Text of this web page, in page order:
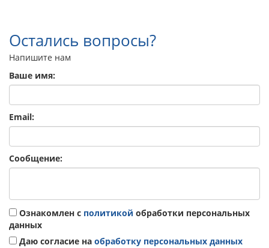
Остались вопросы?
Напишите нам
Ваше имя:
Email:
Сообщение:
Ознакомлен с политикой обработки персональных
данных
Даю согласие на обработку персональных данных